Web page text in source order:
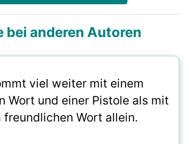
bei anderen Autoren
viel weiter mit einem
Wort und einer Pistole als mit
freundlichen Wort allein.